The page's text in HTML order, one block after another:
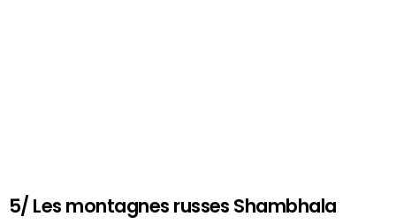
5/ Les montagnes russes Shambhala